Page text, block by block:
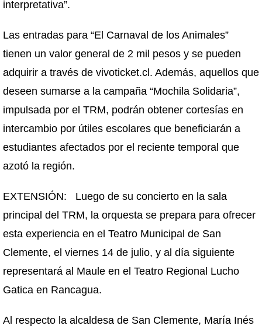
interpretativa”.
Las entradas para “El Carnaval de los Animales”
tienen un valor general de 2 mil pesos y se pueden
adquirir a través de vivoticket.cl. Además, aquellos que
deseen sumarse a la campaña “Mochila Solidaria”,
impulsada por el TRM, podrán obtener cortesías en
intercambio por útiles escolares que beneficiarán a
estudiantes afectados por el reciente temporal que
azotó la región.
EXTENSIÓN: Luego de su concierto en la sala
principal del TRM, la orquesta se prepara para ofrecer
esta experiencia en el Teatro Municipal de San
Clemente, el viernes 14 de julio, y al día siguiente
representará al Maule en el Teatro Regional Lucho
Gatica en Rancagua.
Al respecto la alcaldesa de San Clemente, María Inés